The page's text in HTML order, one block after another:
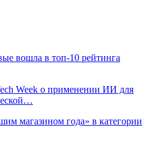
вошла в топ-10 рейтинга
Week о применении ИИ для
магазином года» в категории